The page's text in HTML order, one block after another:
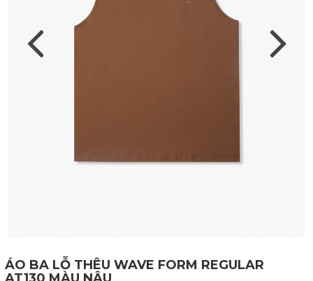
ÁO BA LỖ THÊU WAVE FORM REGULAR
AT130 MÀU NÂU